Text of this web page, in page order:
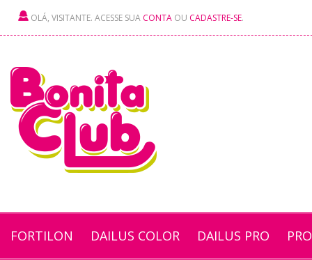
OLÁ, VISITANTE. ACESSE SUA CONTA OU CADASTRE-SE.
FORTILON DAILUS COLOR DAILUS PRO